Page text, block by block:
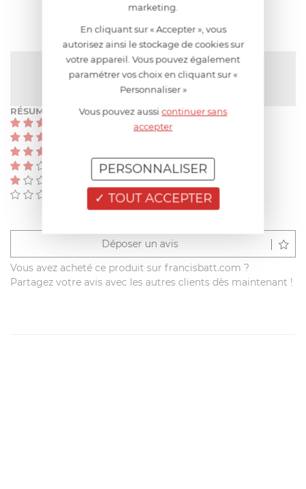
NOTE MOYENNE
Pas encore de note
RÉSUMÉ
Déposer un avis
Vous avez acheté ce produit sur francisbatt.com ?
Partagez votre avis avec les autres clients dès maintenant !
marketing.
En cliquant sur « Accepter », vous
autorisez ainsi le stockage de cookies sur
votre appareil. Vous pouvez également
paramétrer vos choix en cliquant sur «
Personnaliser »
Vous pouvez aussicontinuer sans
accepter
TOUT ACCEPTER
PERSONNALISER